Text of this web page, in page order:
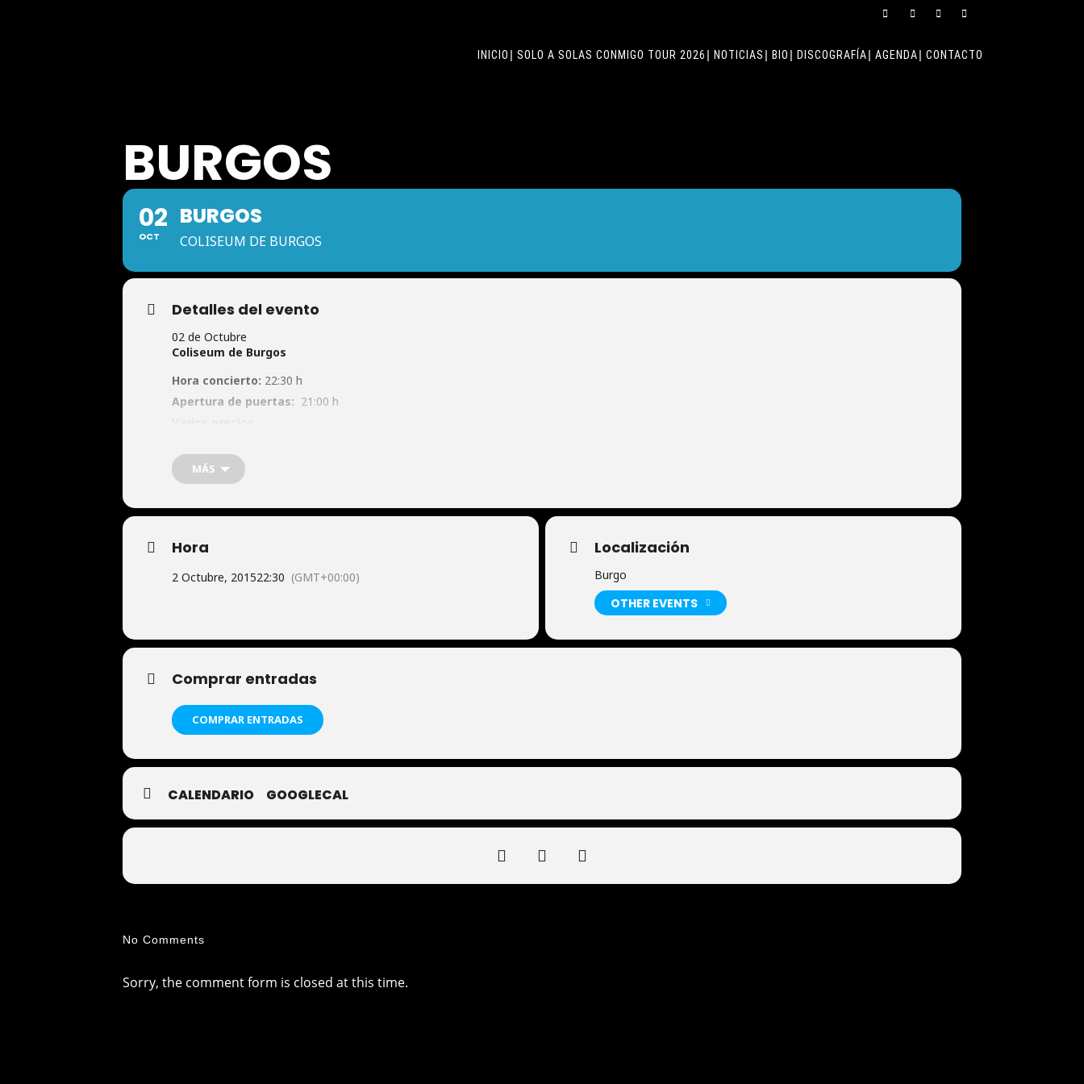
INICIO SOLO A SOLAS CONMIGO TOUR 2026 NOTICIAS BIO DISCOGRAFÍA AGENDA CONTACTO
BURGOS
02
OCT
BURGOS
COLISEUM DE BURGOS
Detalles del evento
02 de Octubre
Coliseum de Burgos
Hora concierto: 22:30 h
Apertura de puertas: 21:00 h
MÁS
Hora
2 Octubre, 201522:30 (GMT+00:00)
Localización
Burgo
OTHER EVENTS
Comprar entradas
COMPRAR ENTRADAS
CALENDARIO GOOGLECAL
No Comments
Sorry, the comment form is closed at this time.